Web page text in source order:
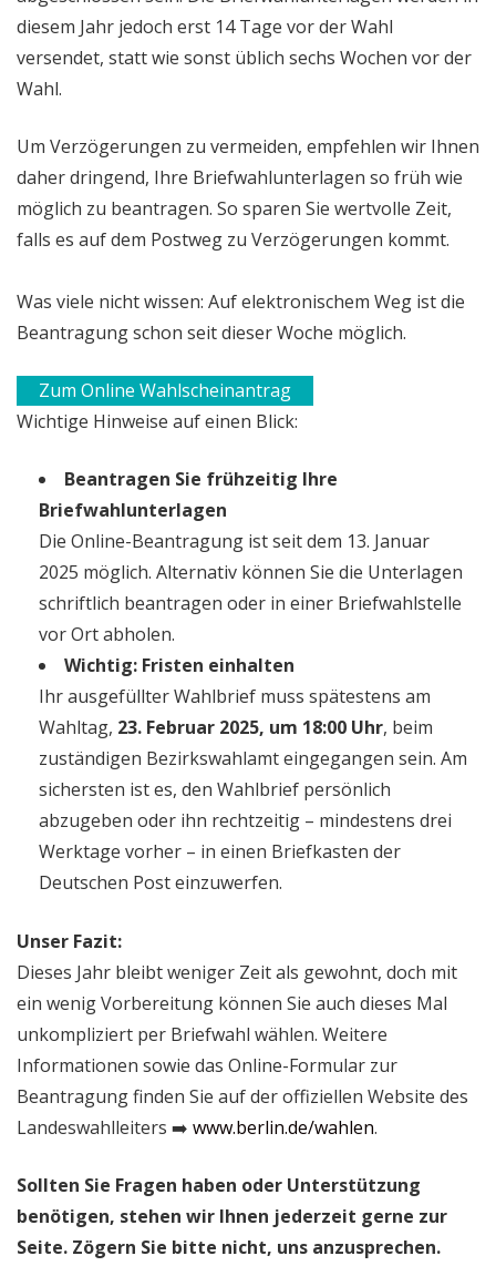
diesem Jahr jedoch erst 14 Tage vor der Wahl
versendet, statt wie sonst üblich sechs Wochen vor der
Wahl.
Um Verzögerungen zu vermeiden, empfehlen wir Ihnen
daher dringend, Ihre Briefwahlunterlagen so früh wie
möglich zu beantragen. So sparen Sie wertvolle Zeit,
falls es auf dem Postweg zu Verzögerungen kommt.
Was viele nicht wissen: Auf elektronischem Weg ist die
Beantragung schon seit dieser Woche möglich.
Zum Online Wahlscheinantrag
Wichtige Hinweise auf einen Blick:
Beantragen Sie frühzeitig Ihre
Briefwahlunterlagen
Die Online-Beantragung ist seit dem 13. Januar
2025 möglich. Alternativ können Sie die Unterlagen
schriftlich beantragen oder in einer Briefwahlstelle
vor Ort abholen.
Wichtig: Fristen einhalten
Ihr ausgefüllter Wahlbrief muss spätestens am
Wahltag, 23. Februar 2025, um 18:00 Uhr, beim
zuständigen Bezirkswahlamt eingegangen sein. Am
sichersten ist es, den Wahlbrief persönlich
abzugeben oder ihn rechtzeitig – mindestens drei
Werktage vorher – in einen Briefkasten der
Deutschen Post einzuwerfen.
Unser Fazit:
Dieses Jahr bleibt weniger Zeit als gewohnt, doch mit
ein wenig Vorbereitung können Sie auch dieses Mal
unkompliziert per Briefwahl wählen. Weitere
Informationen sowie das Online-Formular zur
Beantragung finden Sie auf der offiziellen Website des
Landeswahlleiters ➡️ www.berlin.de/wahlen.
Sollten Sie Fragen haben oder Unterstützung
benötigen, stehen wir Ihnen jederzeit gerne zur
Seite. Zögern Sie bitte nicht, uns anzusprechen.